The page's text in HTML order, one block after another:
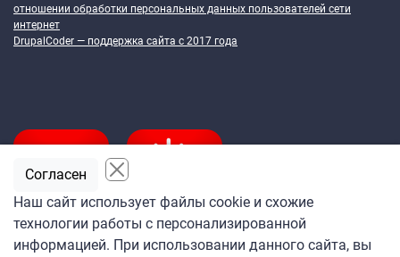
отношении обработки персональных данных пользователей сети
интернет
DrupalCoder — поддержка сайта c 2017 года
Подпишитесь
Наш сайт использует файлы cookie и схожие
технологии работы с персонализированной
информацией. При использовании данного сайта, вы
Согласен